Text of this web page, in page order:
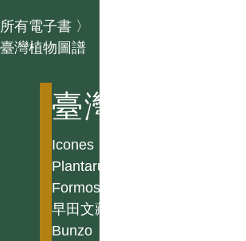
所有電子書 〉
臺灣植物圖譜
臺灣植物圖譜
Icones
Plantarum
Formosanarum
早田文藏
Bunzo